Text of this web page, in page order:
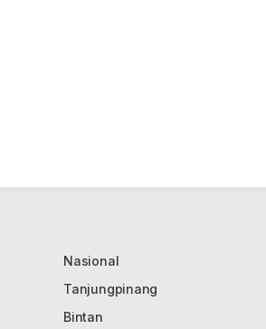
Nasional
Tanjungpinang
Bintan